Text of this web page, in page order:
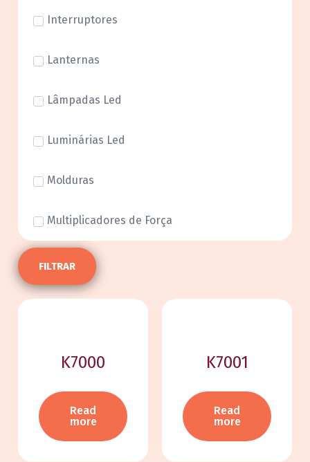
Interruptores
Lanternas
Lâmpadas Led
Luminárias Led
Molduras
Multiplicadores de Força
FILTRAR
K7000
Read
more
K7001
Read
more